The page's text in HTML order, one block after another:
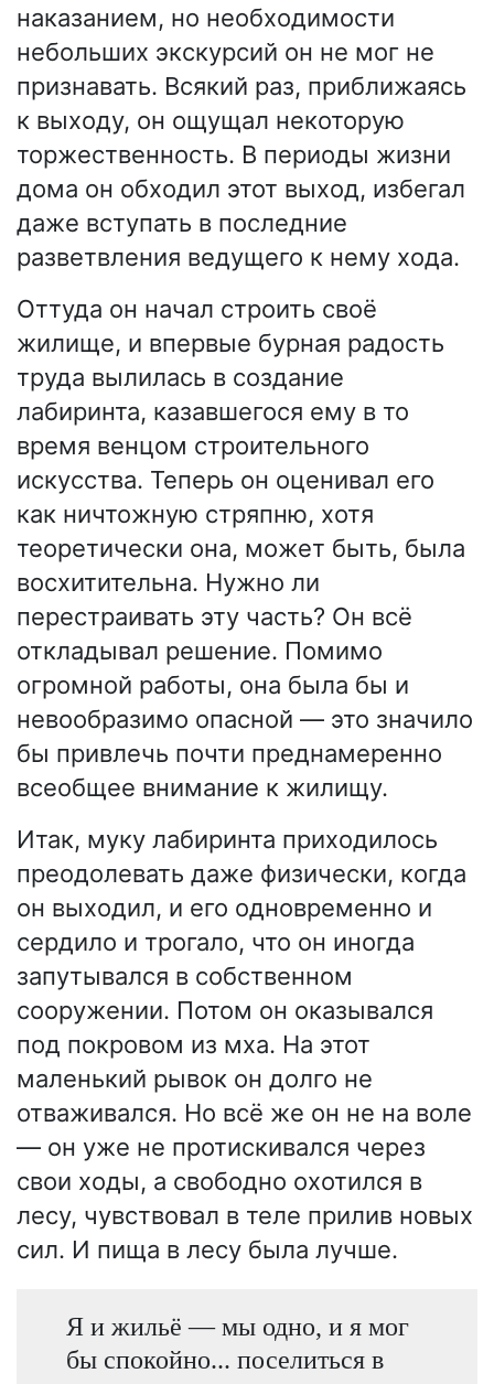
наказанием, но необходимости
небольших экскурсий он не мог не
признавать. Всякий раз, приближаясь
к выходу, он ощущал некоторую
торжественность. В периоды жизни
дома он обходил этот выход, избегал
даже вступать в последние
разветвления ведущего к нему хода.
Оттуда он начал строить своё
жилище, и впервые бурная радость
труда вылилась в создание
лабиринта, казавшегося ему в то
время венцом строительного
искусства. Теперь он оценивал его
как ничтожную стряпню, хотя
теоретически она, может быть, была
восхитительна. Нужно ли
перестраивать эту часть? Он всё
откладывал решение. Помимо
огромной работы, она была бы и
невообразимо опасной — это значило
бы привлечь почти преднамеренно
всеобщее внимание к жилищу.
Итак, муку лабиринта приходилось
преодолевать даже физически, когда
он выходил, и его одновременно и
сердило и трогало, что он иногда
запутывался в собственном
сооружении. Потом он оказывался
под покровом из мха. На этот
маленький рывок он долго не
отваживался. Но всё же он не на воле
— он уже не протискивался через
свои ходы, а свободно охотился в
лесу, чувствовал в теле прилив новых
сил. И пища в лесу была лучше.
Я и жильё — мы одно, и я мог
бы спокойно... поселиться в